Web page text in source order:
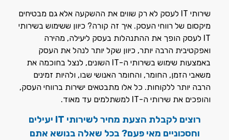
שירותי IT לעסק לא רק שווים את ההשקעה אלא גם מבטיחים
מיקסום של רווחי העסק. איך זה קורה? כיוון ששימוש בשירותי
IT לעסק הופך את ההתנהלות בעסק ליעילה, מהירה
ואפקטיבית הרבה יותר, כיוון שקל יותר לנהל את העסק
באמצעות שימוש בשירותי ה-IT השונים, לנצל בחוכמה את
משאבי הזמן, החומר, והחומר האנושי שבו, ולהיות זמינים
הרבה יותר ללקוחות. כל אלו מתבטאים ישירות ברווחי העסק,
והופכים את שירותי ה-IT למשתלמים עד מאוד.
רוצים לקבלת הצעת מחיר לשירותי IT יעילים
וחסכוניים מאי פעם? בכל שאלה בנושא אתם